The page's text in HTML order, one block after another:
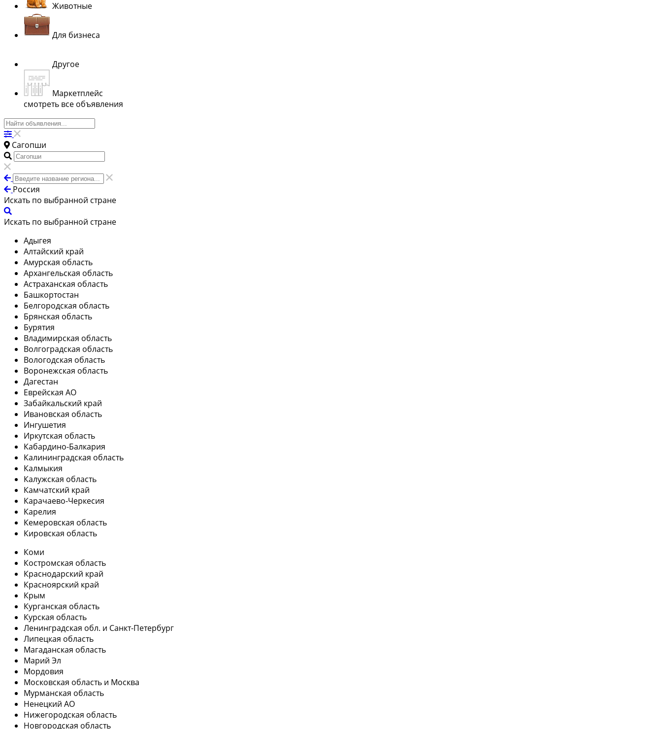
Животные
Для бизнеса
Другое
Маркетплейс
смотреть все объявления
Сагопши
Россия
Искать по выбранной стране
Искать по выбранной стране
Адыгея
Алтайский край
Амурская область
Архангельская область
Астраханская область
Башкортостан
Белгородская область
Брянская область
Бурятия
Владимирская область
Волгоградская область
Вологодская область
Воронежская область
Дагестан
Еврейская АО
Забайкальский край
Ивановская область
Ингушетия
Иркутская область
Кабардино-Балкария
Калининградская область
Калмыкия
Калужская область
Камчатский край
Карачаево-Черкесия
Карелия
Кемеровская область
Кировская область
Коми
Костромская область
Краснодарский край
Красноярский край
Крым
Курганская область
Курская область
Ленинградская обл. и Санкт-Петербург
Липецкая область
Магаданская область
Марий Эл
Мордовия
Московская область и Москва
Мурманская область
Ненецкий АО
Нижегородская область
Новгородская область